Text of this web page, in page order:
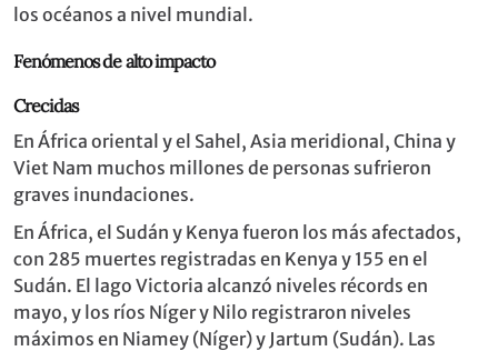
los océanos a nivel mundial.
Fenómenos de alto impacto
Crecidas
En África oriental y el Sahel, Asia meridional, China y
Viet Nam muchos millones de personas sufrieron
graves inundaciones.
En África, el Sudán y Kenya fueron los más afectados,
con 285 muertes registradas en Kenya y 155 en el
Sudán. El lago Victoria alcanzó niveles récords en
mayo, y los ríos Níger y Nilo registraron niveles
máximos en Niamey (Níger) y Jartum (Sudán). Las